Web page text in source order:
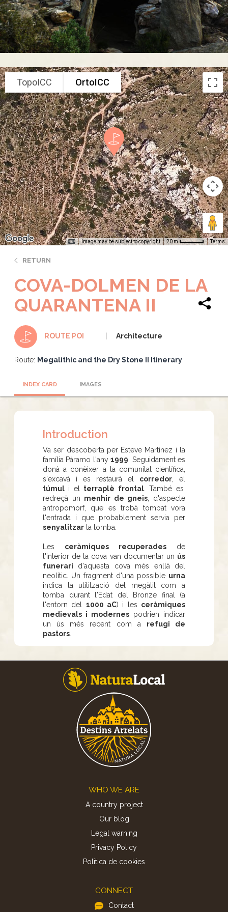
TopoICC OrtoICC
Image may be subject to copyright 20 m Terms
RETURN
COVA-DOLMEN DE LA
QUARANTENA II
ROUTE POI Architecture
Route: Megalithic and the Dry Stone II Itinerary
INDEX CARD IMAGES
Introduction
Va ser descoberta per Esteve Martínez i la
família Pàramo l'any1999 . Seguidament es
donà a conèixer a la comunitat científica,
s'excavà i es restaurà el corredor , el
túmul i el terraplè frontal. També es
redreçà un menhir de gneis , d'aspecte
antropomorf, que es trobà tombat vora
l'entrada i que probablement servia per
senyalitzar la tomba.
Les ceràmiques recuperades de
l'interior de la cova van documentar un ús
funerari d'aquesta cova més enllà del
neolític. Un fragment d'una possible urna
indica la utilització del megàlit com a
tomba durant l'Edat del Bronze final (a
l'entorn del 1000 aC) i les ceràmiques
medievals i modernes podrien indicar
un ús més recent com a refugi de
pastors
WHO WE ARE
A country project
Our blog
Legal warning
Privacy Policy
Politica de cookies
CONNECT
Contact